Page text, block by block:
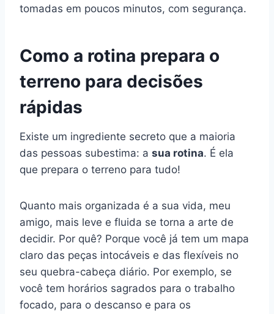
tomadas em poucos minutos, com segurança.
Como a rotina prepara o
terreno para decisões
rápidas
Existe um ingrediente secreto que a maioria
das pessoas subestima: a sua rotina. É ela
que prepara o terreno para tudo!
Quanto mais organizada é a sua vida, meu
amigo, mais leve e fluida se torna a arte de
decidir. Por quê? Porque você já tem um mapa
claro das peças intocáveis e das flexíveis no
seu quebra-cabeça diário. Por exemplo, se
você tem horários sagrados para o trabalho
focado, para o descanso e para os